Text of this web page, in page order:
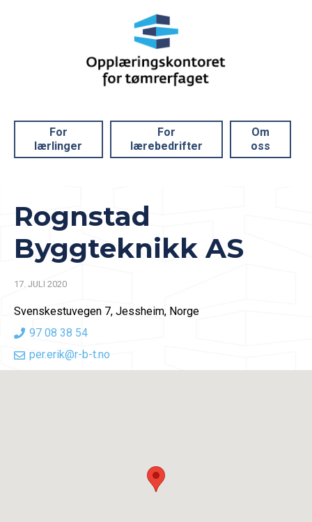
For
lærlinger
For
lærebedrifter
Om
oss
Rognstad
Byggteknikk AS
17. JULI 2020
Svenskestuvegen 7, Jessheim, Norge
97 08 38 54
per.erik@r-b-t.no